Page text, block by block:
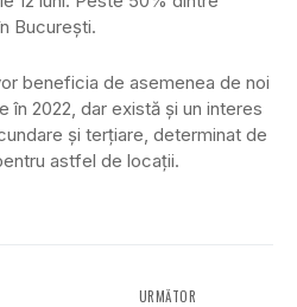
București.
beneficia de asemenea de noi
în 2022, dar există și un interes
și terțiare, determinat de
astfel de locații.
URMĂTOR